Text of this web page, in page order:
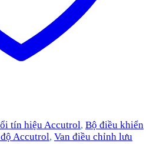
tín hiệu Accutrol, Bộ điều khiển
Accutrol, Van điều chỉnh lưu